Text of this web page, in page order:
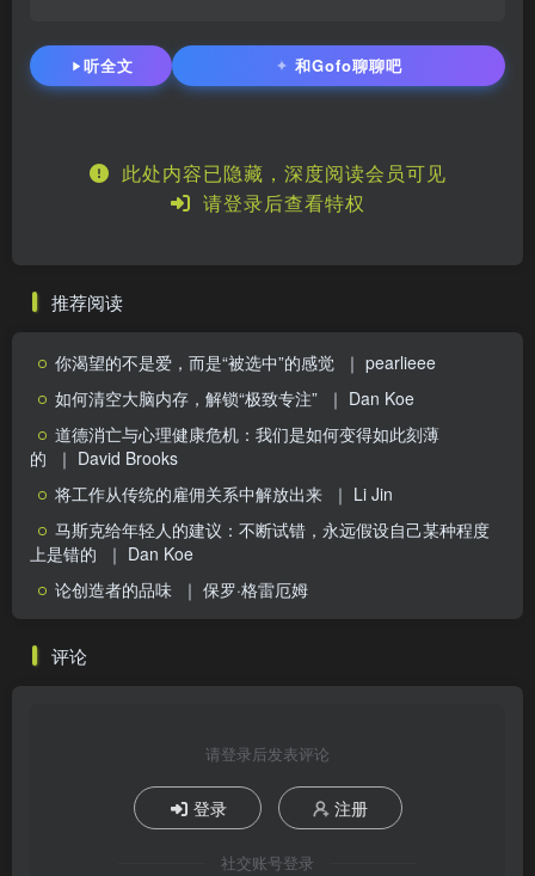
听全文 ✦ 和Gofo聊聊吧
此处内容已隐藏，深度阅读会员可见
请登录后查看特权
推荐阅读
你渴望的不是爱，而是“被选中”的感觉 ｜ pearlieee
如何清空大脑内存，解锁“极致专注” ｜ Dan Koe
道德消亡与心理健康危机：我们是如何变得如此刻薄
的 ｜ David Brooks
将工作从传统的雇佣关系中解放出来 ｜ Li Jin
马斯克给年轻人的建议：不断试错，永远假设自己某种程度
上是错的 ｜ Dan Koe
论创造者的品味 ｜ 保罗·格雷厄姆
评论
请登录后发表评论
登录 注册
社交账号登录